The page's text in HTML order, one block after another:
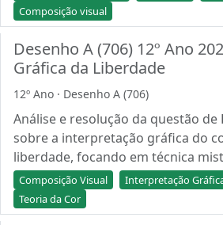
Composição visual
Desenho A (706) 12º Ano
Gráfica da Liberdade
12º Ano · Desenho A (706)
Análise e resolução da questão de
sobre a interpretação gráfica do
liberdade, focando em técnica
Composição Visual Interpretação
Teoria da Cor